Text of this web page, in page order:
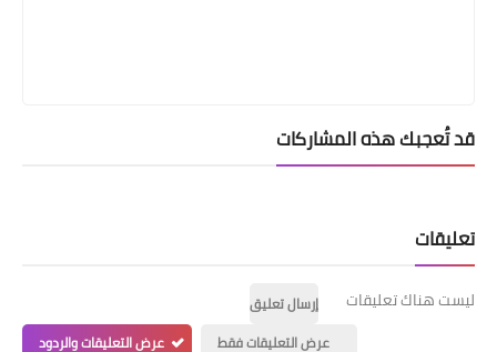
قد تُعجبك هذه المشاركات
تعليقات
ليست هناك تعليقات
إرسال تعليق
عرض التعليقات فقط
عرض التعليقات والردود